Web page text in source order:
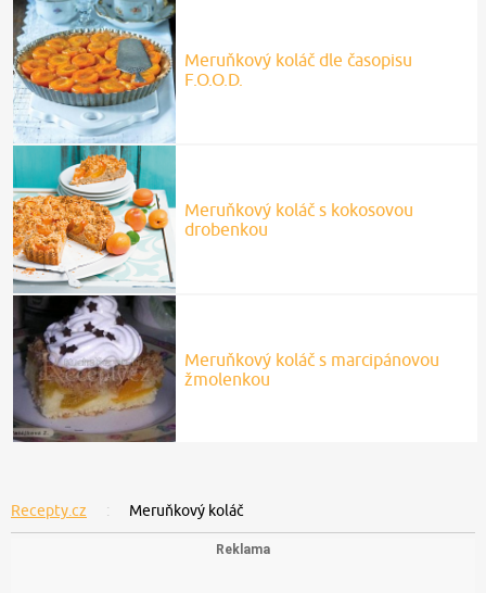
Meruňkový koláč dle časopisu
F.O.O.D.
Meruňkový koláč s kokosovou
drobenkou
Meruňkový koláč s marcipánovou
žmolenkou
Recepty.cz Meruňkový koláč